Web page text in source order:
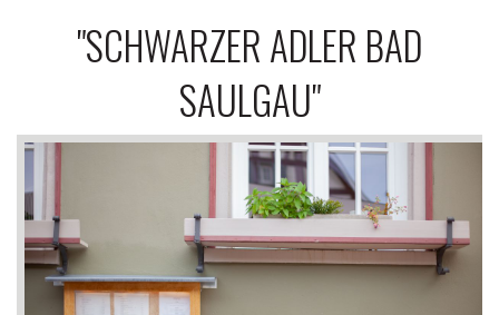
"SCHWARZER ADLER BAD
SAULGAU"